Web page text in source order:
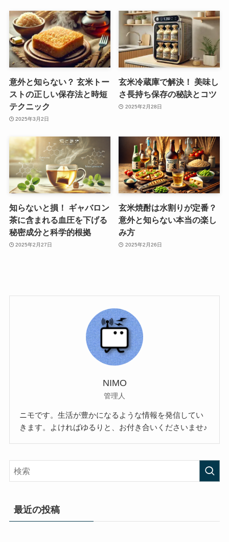
意外と知らない？ 玄米トー
ストの正しい保存法と時短
テクニック
2025年3月2日
玄米冷蔵庫で解決！ 美味し
さ長持ち保存の秘訣とコツ
2025年2月28日
知らないと損！ ギャバロン
茶に含まれる血圧を下げる
秘密成分と科学的根拠
2025年2月27日
玄米焼酎は水割りが定番？
意外と知らない本当の楽し
み方
2025年2月26日
NIMO
管理人
ニモです。生活が豊かになるような情報を発信してい
きます。よければゆるりと、お付き合いくださいませ♪
最近の投稿